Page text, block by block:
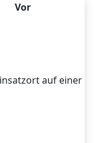
Vor
auf einer